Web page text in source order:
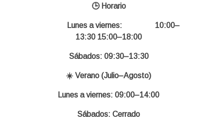
🕒 Horario
Lunes a viernes:
10:00–
13:30 15:00–18:00
Sábados: 09:30–13:30
☀️ Verano (Julio–Agosto)
Lunes a viernes: 09:00–14:00
Sábados: Cerrado